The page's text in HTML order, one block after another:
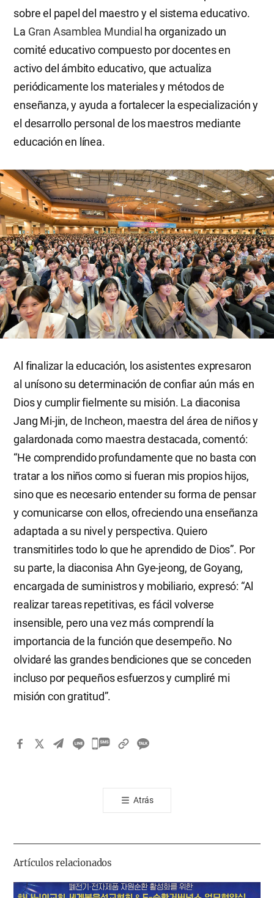
sobre el papel del maestro y el sistema educativo.
La Gran Asamblea Mundial ha organizado un
comité educativo compuesto por docentes en
activo del ámbito educativo, que actualiza
periódicamente los materiales y métodos de
enseñanza, y ayuda a fortalecer la especialización y
el desarrollo personal de los maestros mediante
educación en línea.
Al finalizar la educación, los asistentes expresaron
al unísono su determinación de confiar aún más en
Dios y cumplir fielmente su misión. La diaconisa
Jang Mi-jin, de Incheon, maestra del área de niños y
galardonada como maestra destacada, comentó:
“He comprendido profundamente que no basta con
tratar a los niños como si fueran mis propios hijos,
sino que es necesario entender su forma de pensar
y comunicarse con ellos, ofreciendo una enseñanza
adaptada a su nivel y perspectiva. Quiero
transmitirles todo lo que he aprendido de Dios”. Por
su parte, la diaconisa Ahn Gye-jeong, de Goyang,
encargada de suministros y mobiliario, expresó: “Al
realizar tareas repetitivas, es fácil volverse
insensible, pero una vez más comprendí la
importancia de la función que desempeño. No
olvidaré las grandes bendiciones que se conceden
incluso por pequeños esfuerzos y cumpliré mi
misión con gratitud”.
카
톡
공
기
Atrás
Artículos relacionados